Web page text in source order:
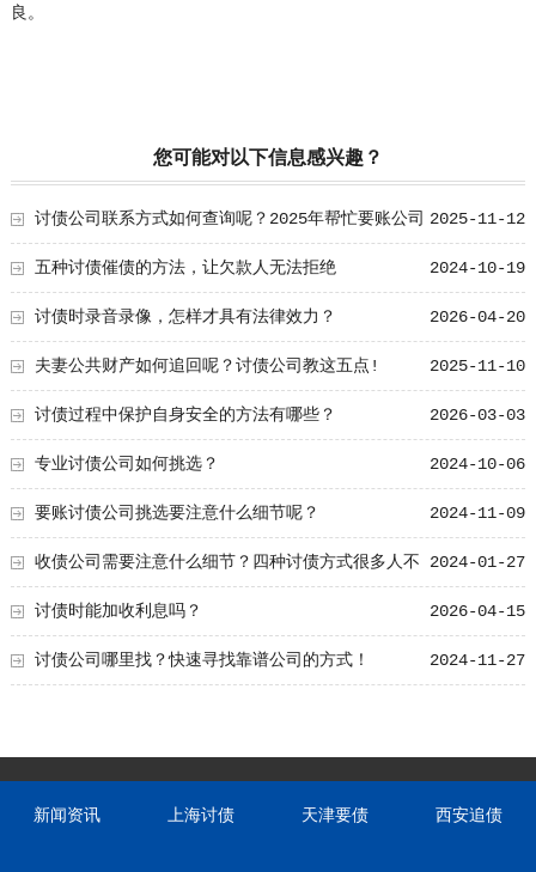
良。
您可能对以下信息感兴趣？
2025-11-12
讨债公司联系方式如何查询呢？2025年帮忙要账公司
的选择技巧！ 2024-10-19
五种讨债催债的方法，让欠款人无法拒绝
2026-04-20
讨债时录音录像，怎样才具有法律效力？
2025-11-10
夫妻公共财产如何追回呢？讨债公司教这五点!
2026-03-03
讨债过程中保护自身安全的方法有哪些？
2024-10-06
专业讨债公司如何挑选？
2024-11-09
要账讨债公司挑选要注意什么细节呢？
2024-01-27
收债公司需要注意什么细节？四种讨债方式很多人不
知道！ 2026-04-15
讨债时能加收利息吗？
2024-11-27
讨债公司哪里找？快速寻找靠谱公司的方式！
新闻资讯 上海讨债 天津要债 西安追债